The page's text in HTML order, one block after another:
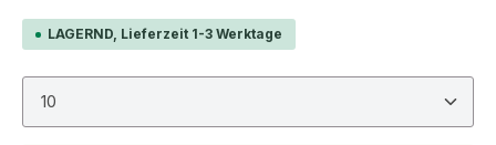
LAGERND, Lieferzeit 1-3 Werktage
Produkt Anzahl: Gib den gewünschten Wert ein